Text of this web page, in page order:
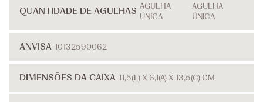
QUANTIDADE DE AGULHAS AGULHA
ÚNICA
AGULHA
ÚNICA
ANVISA 10132590062
DIMENSÕES DA CAIXA 11,5(L) X 6,1(A) X 13,5(C) CM